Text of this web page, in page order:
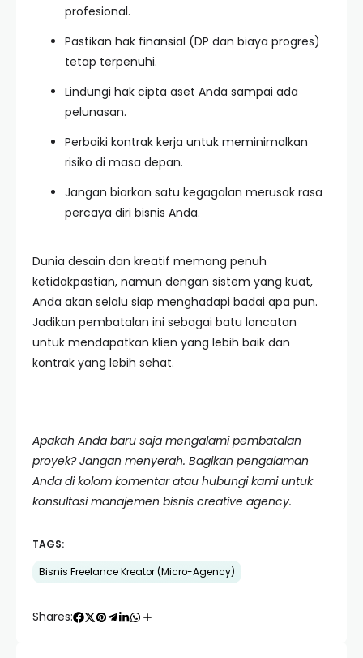
profesional.
Pastikan hak finansial (DP dan biaya progres)
tetap terpenuhi.
Lindungi hak cipta aset Anda sampai ada
pelunasan.
Perbaiki kontrak kerja untuk meminimalkan
risiko di masa depan.
Jangan biarkan satu kegagalan merusak rasa
percaya diri bisnis Anda.
Dunia desain dan kreatif memang penuh
ketidakpastian, namun dengan sistem yang kuat,
Anda akan selalu siap menghadapi badai apa pun.
Jadikan pembatalan ini sebagai batu loncatan
untuk mendapatkan klien yang lebih baik dan
kontrak yang lebih sehat.
Apakah Anda baru saja mengalami pembatalan
proyek? Jangan menyerah. Bagikan pengalaman
Anda di kolom komentar atau hubungi kami untuk
konsultasi manajemen bisnis creative agency.
TAGS:
Bisnis Freelance Kreator (Micro-Agency)
Shares: